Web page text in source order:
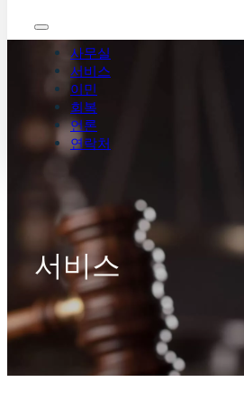
사무실
서비스
이민
회복
언론
연락처
서비스